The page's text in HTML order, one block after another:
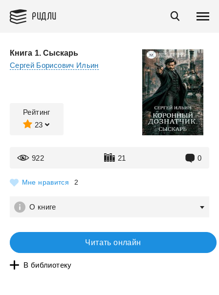
РИДЛИ
Книга 1. Сыскарь
Сергей Борисович Ильин
Рейтинг
23
922 21 0
Мне нравится 2
О книге
Читать онлайн
В библиотеку